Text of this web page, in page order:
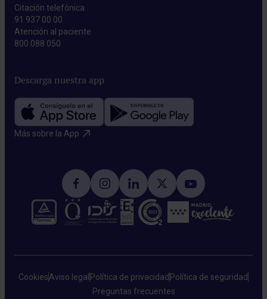
Citación telefónica
91 937 00 00
Atención al paciente
800 088 050
Descarga nuestra app
Más sobre la App​
CookiesAviso legal Política de privacidad Política de seguridad
Preguntas frecuentes